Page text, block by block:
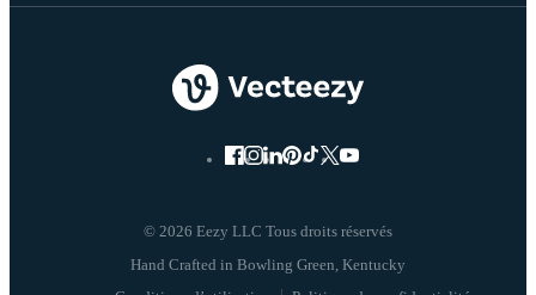
© 2026 Eezy LLC Tous droits réservés